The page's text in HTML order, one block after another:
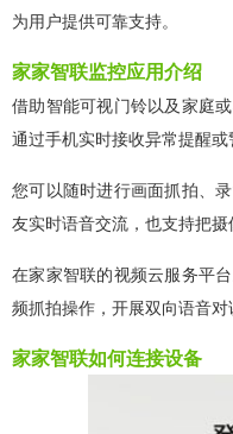
为用户提供可靠支持。
家家智联监控应用介绍
借助智能可视门铃以及家庭
通过手机实时接收异常提醒或
您可以随时进行画面抓拍、
友实时语音交流，也支持把摄
在家家智联的视频云服务平
频抓拍操作，开展双向语音对
家家智联如何连接设备